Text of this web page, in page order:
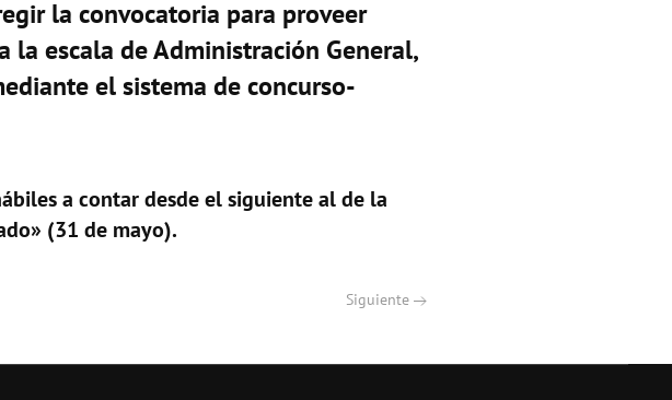
la convocatoria para proveer
escala de Administración General,
el sistema de concurso-
a contar desde el siguiente al de la
(31 de mayo).
Siguiente